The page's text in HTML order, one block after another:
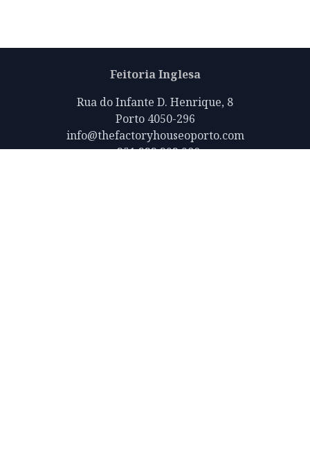
Feitoria Inglesa
Rua do Infante D. Henrique, 8
Porto 4050-296
info@thefactoryhouseoporto.com
+351 223 392 980